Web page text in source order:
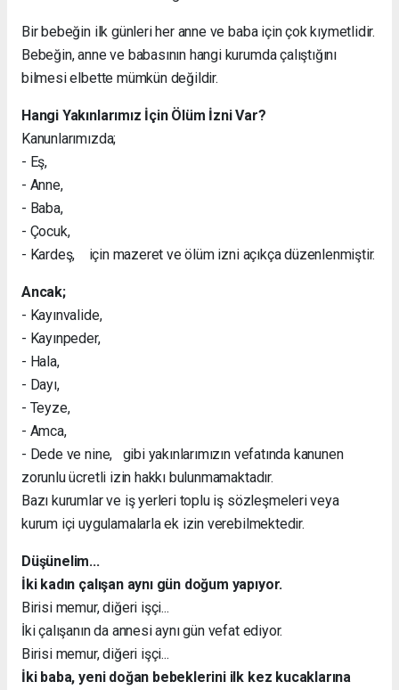
Bir bebeğin ilk günleri her anne ve baba için çok kıymetlidir.
Bebeğin, anne ve babasının hangi kurumda çalıştığını
bilmesi elbette mümkün değildir.
Hangi Yakınlarımız İçin Ölüm İzni Var?
Kanunlarımızda;
- Eş,
- Anne,
- Baba,
- Çocuk,
- Kardeş, için mazeret ve ölüm izni açıkça düzenlenmiştir.
Ancak;
- Kayınvalide,
- Kayınpeder,
- Hala,
- Dayı,
- Teyze,
- Amca,
- Dede ve nine, gibi yakınlarımızın vefatında kanunen
zorunlu ücretli izin hakkı bulunmamaktadır.
Bazı kurumlar ve iş yerleri toplu iş sözleşmeleri veya
kurum içi uygulamalarla ek izin verebilmektedir.
Düşünelim...
İki kadın çalışan aynı gün doğum yapıyor.
Birisi memur, diğeri işçi...
İki çalışanın da annesi aynı gün vefat ediyor.
Birisi memur, diğeri işçi...
İki baba, yeni doğan bebeklerini ilk kez kucaklarına